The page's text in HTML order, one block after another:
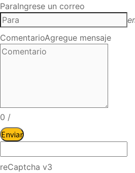
ParaIngrese un correo
ComentarioAgregue mensaje
0 /
Enviar
reCaptcha v3